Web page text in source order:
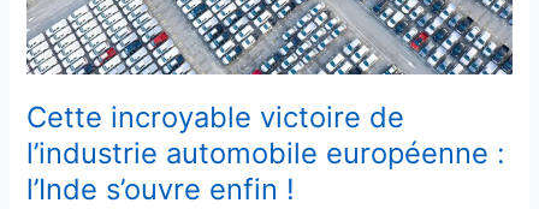
Cette incroyable victoire de
l’industrie automobile européenne :
l’Inde s’ouvre enfin !
:
l’Inde
s’ouvre
enfin
!